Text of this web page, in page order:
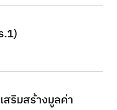
ริมสร้างมูลค่า